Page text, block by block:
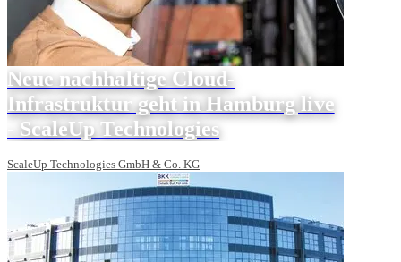
Neue nachhaltige Cloud-
Infrastruktur geht in Hamburg live
- ScaleUp Technologies
ScaleUp Technologies GmbH & Co. KG